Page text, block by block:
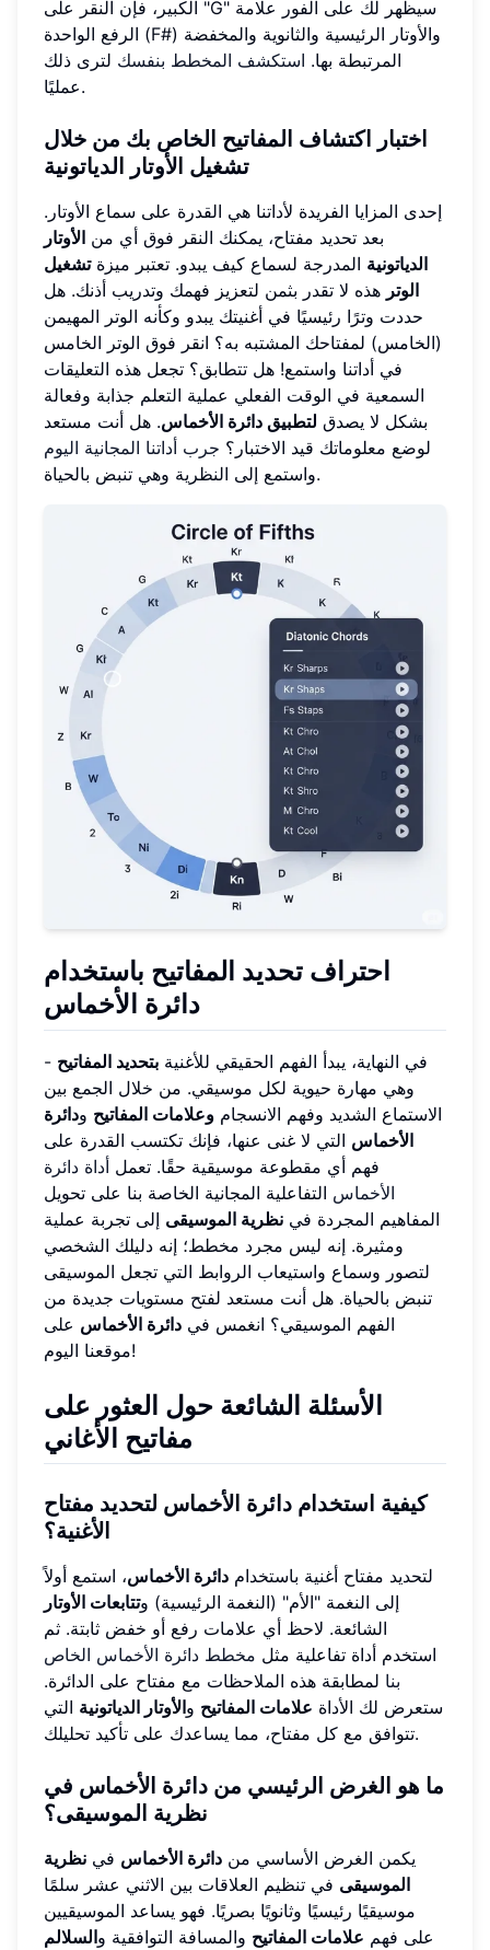
الكبير، فإن النقر على "G" سيظهر لك على الفور علامة
الرفع الواحدة (F#) والأوتار الرئيسية والثانوية والمخفضة
المرتبطة بها. استكشف المخطط بنفسك لترى ذلك
عمليًا.
اختبار اكتشاف المفاتيح الخاص بك من خلال
تشغيل الأوتار الدياتونية
إحدى المزايا الفريدة لأداتنا هي القدرة على سماع الأوتار.
بعد تحديد مفتاح، يمكنك النقر فوق أي من الأوتار
الدياتونية المدرجة لسماع كيف يبدو. تعتبر ميزةتشغيل
الوتر هذه لا تقدر بثمن لتعزيز فهمك وتدريب أذنك. هل
حددت وترًا رئيسيًا في أغنيتك يبدو وكأنه الوتر المهيمن
(الخامس) لمفتاحك المشتبه به؟ انقر فوق الوتر الخامس
في أداتنا واستمع! هل تتطابق؟ تجعل هذه التعليقات
السمعية في الوقت الفعلي عملية التعلم جذابة وفعالة
بشكل لا يصدق لتطبيق دائرة الأخماس. هل أنت مستعد
لوضع معلوماتك قيد الاختبار؟ جرب أداتنا المجانية اليوم
واستمع إلى النظرية وهي تنبض بالحياة.
احتراف تحديد المفاتيح باستخدام
دائرة الأخماس
في النهاية، يبدأ الفهم الحقيقي للأغنية بتحديد المفاتيح -
وهي مهارة حيوية لكل موسيقي. من خلال الجمع بين
الاستماع الشديد وفهم الانسجام وعلامات المفاتيح ودائرة
الأخماس التي لا غنى عنها، فإنك تكتسب القدرة على
فهم أي مقطوعة موسيقية حقًا. تعمل أداة دائرة
الأخماس التفاعلية المجانية الخاصة بنا على تحويل
المفاهيم المجردة في نظرية الموسيقى إلى تجربة عملية
ومثيرة. إنه ليس مجرد مخطط؛ إنه دليلك الشخصي
لتصور وسماع واستيعاب الروابط التي تجعل الموسيقى
تنبض بالحياة. هل أنت مستعد لفتح مستويات جديدة من
الفهم الموسيقي؟ انغمس في دائرة الأخماس على
موقعنا اليوم!
الأسئلة الشائعة حول العثور على
مفاتيح الأغاني
كيفية استخدام دائرة الأخماس لتحديد مفتاح
الأغنية؟
لتحديد مفتاح أغنية باستخدام دائرة الأخماس، استمع أولاً
إلى النغمة "الأم" (النغمة الرئيسية) وتتابعات الأوتار
الشائعة. لاحظ أي علامات رفع أو خفض ثابتة. ثم
استخدم أداة تفاعلية مثل مخطط دائرة الأخماس الخاص
بنا لمطابقة هذه الملاحظات مع مفتاح على الدائرة.
ستعرض لك الأداة علامات المفاتيح والأوتار الدياتونية التي
تتوافق مع كل مفتاح، مما يساعدك على تأكيد تحليلك.
ما هو الغرض الرئيسي من دائرة الأخماس في
نظرية الموسيقى؟
يكمن الغرض الأساسي من دائرة الأخماس في نظرية
الموسيقى في تنظيم العلاقات بين الاثني عشر سلمًا
موسيقيًا رئيسيًا وثانويًا بصريًا. فهو يساعد الموسيقيين
على فهم علامات المفاتيح والمسافة التوافقية والسلالم